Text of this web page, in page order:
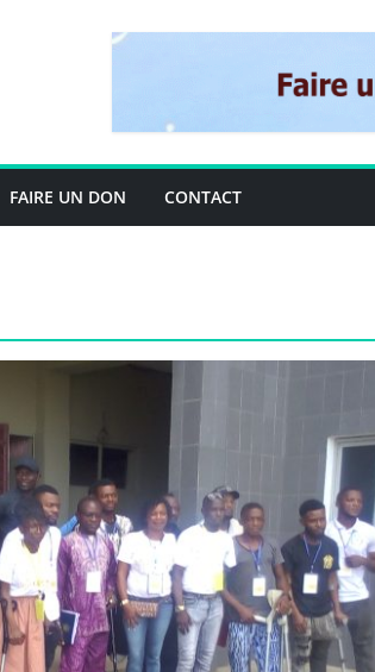
FAIRE UN DON CONTACT